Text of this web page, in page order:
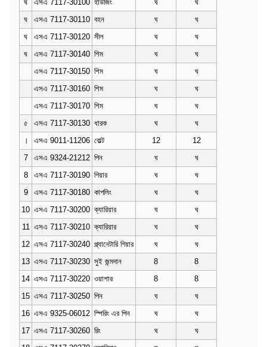
ঘ এসএ 7117-30100 হাউজিং ঘ
ঘ
ঘ
এসএ 7117-30110 বহন ঘ
ঘ
ঘ
এসএ 7117-30120 সীল ঘ
ঘ
ঘ
এসএ 7117-30140 শিম ঘ
ঘ
এসএ 7117-30150 শিম ঘ
ঘ
এসএ 7117-30160 শিম ঘ
ঘ
এসএ 7117-30170 শিম ঘ
ঘ
৫
এসএ 7117-30130 ধারক ঘ
ঘ
।
এসএ 9011-11206 বোল্ট 12
12
7
এসএ 9324-21212 পিন ঘ
ঘ
8
এসএ 7117-30190 গিয়ার ঘ
ঘ
9
এসএ 7117-30180 কাপলিং ঘ
ঘ
10 এসএ 7117-30200 ক্যারিয়ার ঘ
ঘ
11
এসএ 7117-30210 ক্যারিয়ার ঘ
ঘ
12 এসএ 7117-30240 প্ল্যানেটারি গিয়ার ঘ
ঘ
13 এসএ 7117-30230 সুই জন্মদান 8
8
14 এসএ 7117-30220 ওয়াশার 8
8
15 এসএ 7117-30250 পিন ঘ
ঘ
16 এসএ 9325-06012 স্পিরিং এর পিন ঘ
ঘ
17 এসএ 7117-30260 রিং ঘ
ঘ